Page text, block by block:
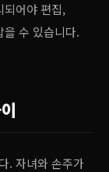
되어야 편집,
수 있습니다.
. 자녀와 손주가